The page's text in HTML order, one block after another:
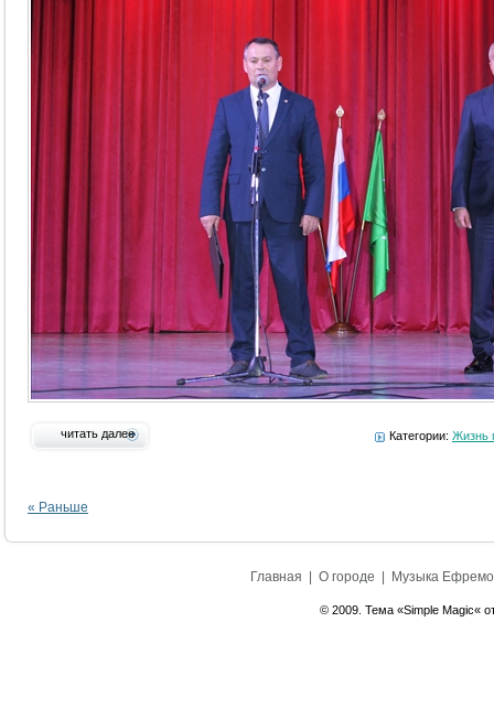
читать далее Категории: Жизнь
« Раньше
Главная О городе Музыка
© 2009. Тема «Simple Magic«